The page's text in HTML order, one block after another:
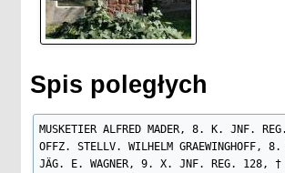
Spis poległych
MUSKETIER ALFRED MADER, 8. K. JNF.
OFFZ. STELLV. WILHELM
JÄG. E. WAGNER, 9. X. JNF. REG. 128,